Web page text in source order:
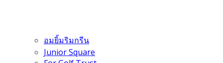
อมยิ้มริมกรีน
Junior Square